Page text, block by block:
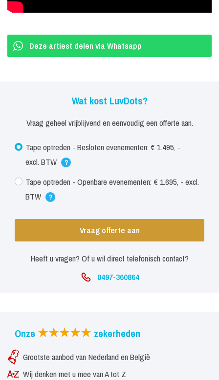
✔ Een half uur vol meezingers, mashups en feestgarantie
✔ Een moderne, vrouwelijke act met uitstraling en kwaliteit
In een sprankelende half uur tribute show brengen drie
Zing en dans mee en geniet van een heerlijke trip down memory
lane! Of het nu gaat om een festival, bedrijfsfeest of ander event
samenzang zorgen de LuvDots voor een onvergetelijke show.
All you need is… LuvDots!
Deze artiest delen via Whatsapp
Wat kost LuvDots?
Vraag geheel vrijblijvend en eenvoudig een offerte aan.
Tape optreden - Besloten evenementen: € 1.495, -
excl. BTW
?
Tape optreden - Openbare evenementen: € 1.695, - excl.
BTW
?
Vraag offerte aan
Heeft u vragen? Of u wil direct telefonisch contact?
0497-360864
Onze zekerheden
Grootste aanbod van Nederland en België
Wij denken met u mee van A tot Z